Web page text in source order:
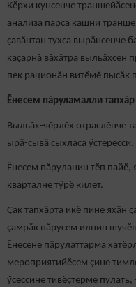
Кӗрхи кунсенче
анализа парса кашни
ҫавăнтан тухса вырăнсенче
каҫарнă вăхăтра выльӑхсен
пек рационăн витӗмӗ пысăк
Ӗнесем пăруламалли тапхăр
Выльӑх-чӗрлӗх отраслӗнче
ырă-сывă сыхласа ӳстересси.
Ӗнесем пăруланин тӗп
кварталне тӳрӗ килет.
Ҫак тапхăрта икӗ пине яхӑн
çамрăк пӑрусем илнин
Ӗнесене пăрулаттарма
мероприятийӗсем çине
ӳсессине тивӗçтерме